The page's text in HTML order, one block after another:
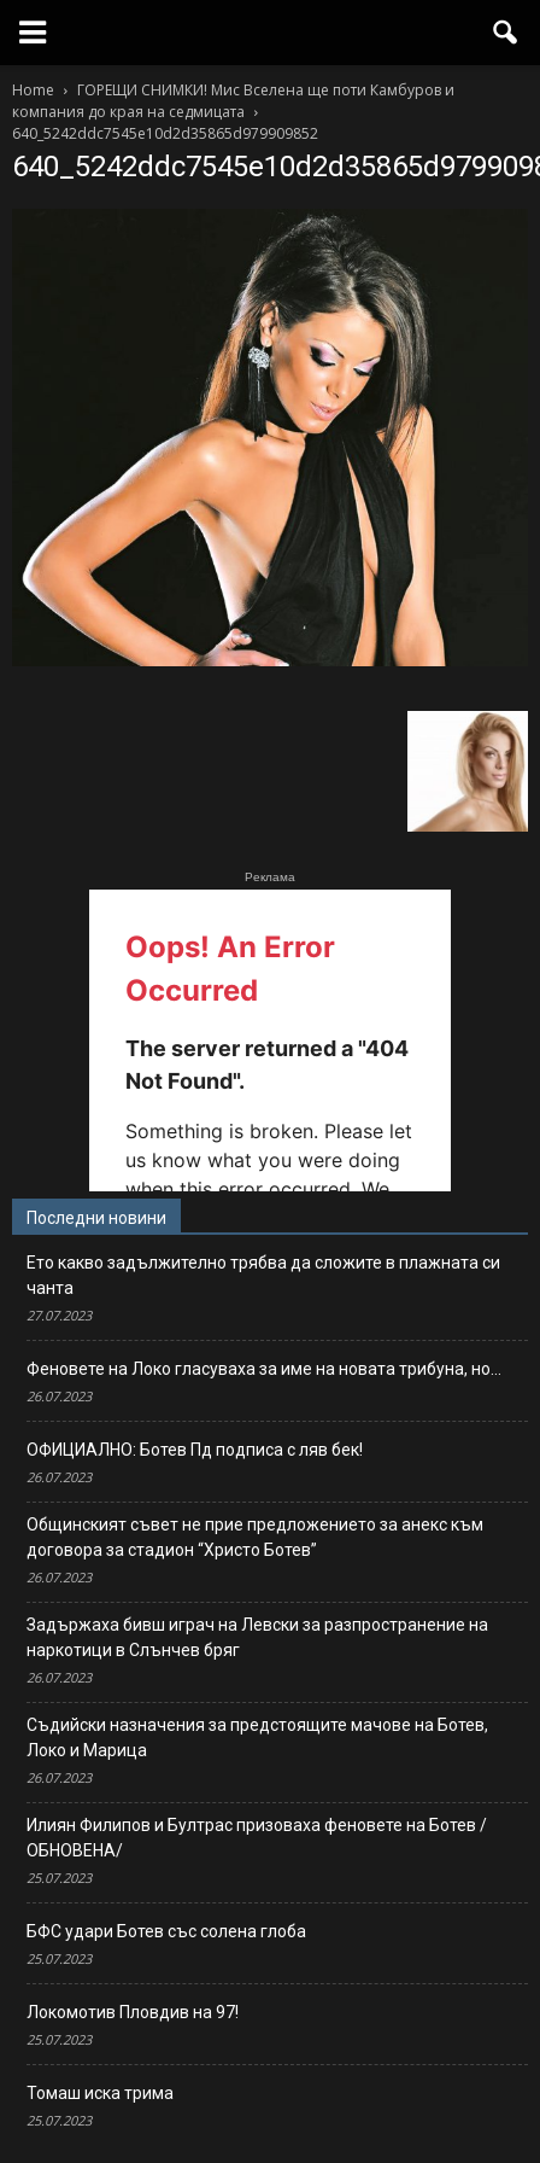
Home
ГОРЕЩИ СНИМКИ! Мис Вселена ще поти Камбуров и
компания до края на седмицата
640_5242ddc7545e10d2d35865d979909852
Реклама
Последни новини
Ето какво задължително трябва да сложите в плажната си
чанта
27.07.2023
Феновете на Локо гласуваха за име на новата трибуна, но…
26.07.2023
ОФИЦИАЛНО: Ботев Пд подписа с ляв бек!
26.07.2023
Общинският съвет не прие предложението за анекс към
договора за стадион “Христо Ботев”
26.07.2023
Задържаха бивш играч на Левски за разпространение на
наркотици в Слънчев бряг
26.07.2023
Съдийски назначения за предстоящите мачове на Ботев,
Локо и Марица
26.07.2023
Илиян Филипов и Бултрас призоваха феновете на Ботев /
ОБНОВЕНА/
25.07.2023
БФС удари Ботев със солена глоба
25.07.2023
Локомотив Пловдив на 97!
25.07.2023
Томаш иска трима
25.07.2023